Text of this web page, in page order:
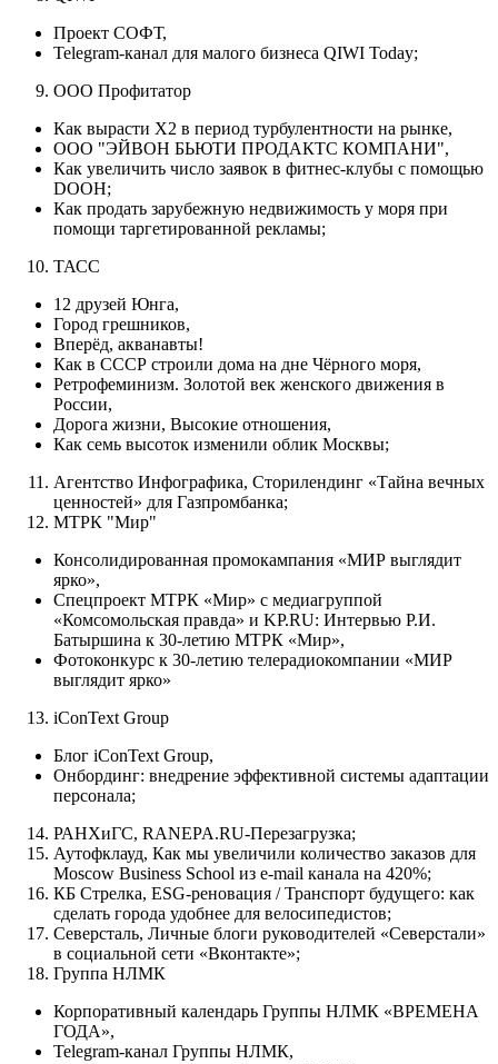
Проект СОФТ,
Telegram-канал для малого бизнеса QIWI Today;
ООО Профитатор
Как вырасти Х2 в период турбулентности на рынке,
ООО "ЭЙВОН БЬЮТИ ПРОДАКТС КОМПАНИ",
Как увеличить число заявок в фитнес-клубы с помощью
DOOH;
Как продать зарубежную недвижимость у моря при
помощи таргетированной рекламы;
ТАСС
12 друзей Юнга,
Город грешников,
Вперёд, акванавты!
Как в СССР строили дома на дне Чёрного моря,
Ретрофеминизм. Золотой век женского движения в
России,
Дорога жизни, Высокие отношения,
Как семь высоток изменили облик Москвы;
Агентство Инфографика, Сторилендинг «Тайна вечных
ценностей» для Газпромбанка;
МТРК "Мир"
Консолидированная промокампания «МИР выглядит
ярко»,
Спецпроект МТРК «Мир» с медиагруппой
«Комсомольская правда» и KP.RU: Интервью Р.И.
Батыршина к 30-летию МТРК «Мир»,
Фотоконкурс к 30-летию телерадиокомпании «МИР
выглядит ярко»
iConText Group
Блог iConText Group,
Онбординг: внедрение эффективной системы адаптации
персонала;
РАНХиГС, RANEPA.RU-Перезагрузка;
Аутофклауд, Как мы увеличили количество заказов для
Moscow Business School из e-mail канала на 420%;
КБ Стрелка, ESG-реновация / Транспорт будущего: как
сделать города удобнее для велосипедистов;
Северсталь, Личные блоги руководителей «Северстали»
в социальной сети «Вконтакте»;
Группа НЛМК
Корпоративный календарь Группы НЛМК «ВРЕМЕНА
ГОДА»,
Telegram-канал Группы НЛМК,